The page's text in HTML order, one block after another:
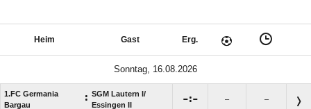
Heim Gast Erg.
Sonntag, 16.08.2026
1.FC Germania
Bargau
: SGM Lautern I/​
Essingen II
: – –